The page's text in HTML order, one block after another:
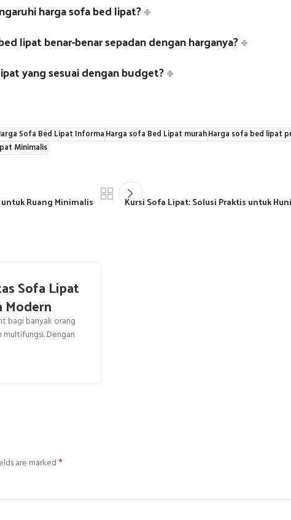
harga sofa bed lipat?
lipat benar-benar sepadan dengan harganya?
yang sesuai dengan budget?
Sofa Bed Lipat InformaHarga sofa Bed Lipat murahHarga sofa bed lipat
Minimalis
Ruang Minimalis Kursi Sofa Lipat: Solusi Praktis untuk
Sofa Lipat
Modern
bagi banyak orang
Dengan
are marked*